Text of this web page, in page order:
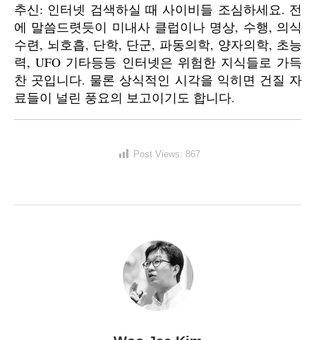
추신: 인터넷 검색하실 때 사이비들 조심하세요. 전
에 말씀드렷듯이 미내사 클럽이나 명상, 수행, 의식
수련, 뇌호흡, 단학, 단군, 파동의학, 양자의학, 초능
력, UFO 기타등등 인터넷은 위험한 지식들로 가득
찬 곳입니다. 물론 상식적인 시각을 익히면 건질 자
료들이 널린 풍요의 보고이기도 합니다.
Post Views: 867